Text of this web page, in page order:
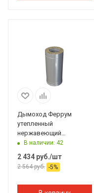
Дымоход Феррум
утепленный
нержавеющий
(430/0,8мм)/
оцинкованный ф120/200
L=0,5м по воде #
В наличии: 42
2 434 руб./шт
2 564руб. -5%